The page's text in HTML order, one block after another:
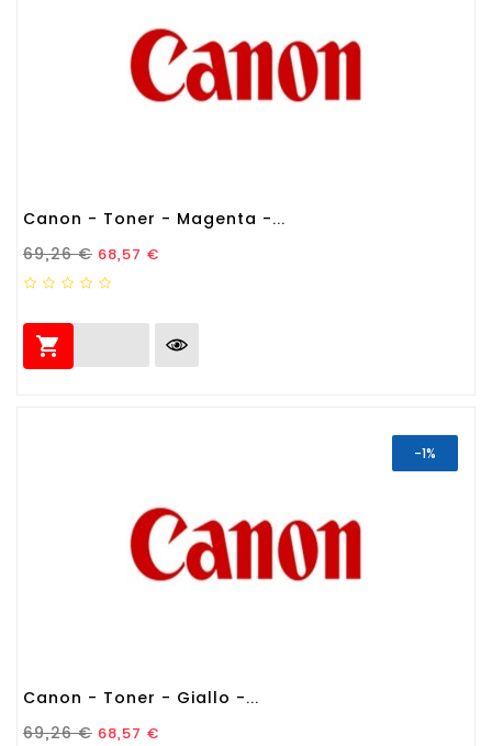
Canon - Toner - Magenta -...
Prezzo Standard
69,26 € Prezzo
68,57 €

-1%
Canon - Toner - Giallo -...
Prezzo Standard
69,26 € Prezzo
68,57 €